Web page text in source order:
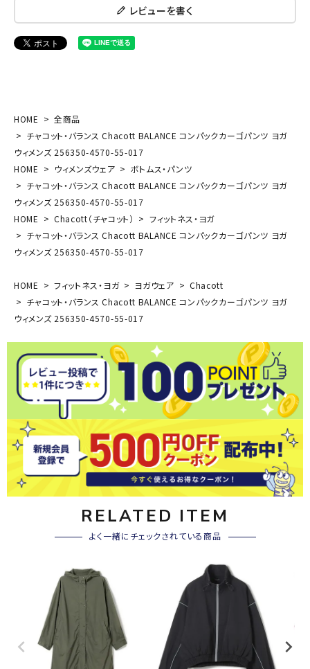
レビューを書く
HOME
全商品
チャコット・バランス Chacott BALANCE コンパックカーゴパンツ ヨガ
ウィメンズ 256350-4570-55-017
HOME
ウィメンズウェア
ボトムス・パンツ
チャコット・バランス Chacott BALANCE コンパックカーゴパンツ ヨガ
ウィメンズ 256350-4570-55-017
HOME
Chacott（チャコット）
フィットネス・ヨガ
チャコット・バランス Chacott BALANCE コンパックカーゴパンツ ヨガ
ウィメンズ 256350-4570-55-017
HOME フィットネス・ヨガ ヨガウェア
Chacott
チャコット・バランス Chacott BALANCE コンパックカーゴパンツ ヨガ
ウィメンズ 256350-4570-55-017
RELATED ITEM
よく一緒にチェックされている商品